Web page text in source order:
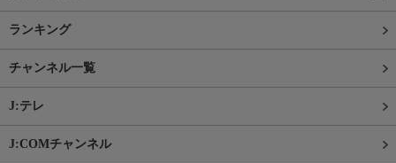
ランキング
チャンネル一覧
J:テレ
J:COMチャンネル